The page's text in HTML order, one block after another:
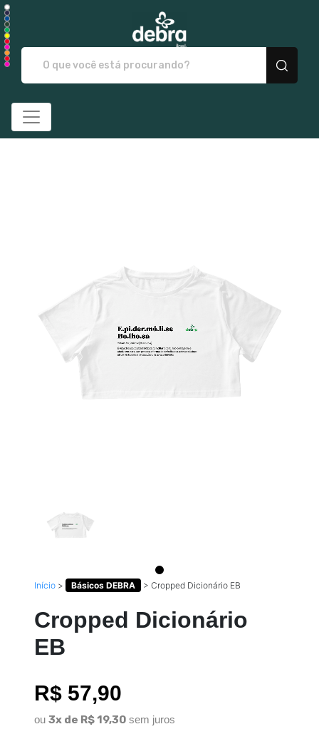
Início > Básicos DEBRA > Cropped Dicionário EB
Cropped Dicionário
EB
R$ 57,90
ou 3x de R$ 19,30 sem juros